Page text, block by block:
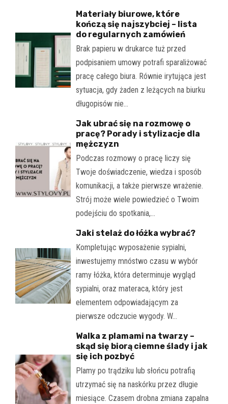
Materiały biurowe, które
kończą się najszybciej – lista
do regularnych zamówień
Brak papieru w drukarce tuż przed
podpisaniem umowy potrafi sparaliżować
pracę całego biura. Równie irytująca jest
sytuacja, gdy żaden z leżących na biurku
długopisów nie…
Jak ubrać się na rozmowę o
pracę? Porady i stylizacje dla
mężczyzn
Podczas rozmowy o pracę liczy się
Twoje doświadczenie, wiedza i sposób
komunikacji, a także pierwsze wrażenie.
Strój może wiele powiedzieć o Twoim
podejściu do spotkania,…
Jaki stelaż do łóżka wybrać?
Kompletując wyposażenie sypialni,
inwestujemy mnóstwo czasu w wybór
ramy łóżka, która determinuje wygląd
sypialni, oraz materaca, który jest
elementem odpowiadającym za
pierwsze odczucie wygody. W…
Walka z plamami na twarzy –
skąd się biorą ciemne ślady i jak
się ich pozbyć
Plamy po trądziku lub słońcu potrafią
utrzymać się na naskórku przez długie
miesiące. Czasem drobna zmiana zapalna